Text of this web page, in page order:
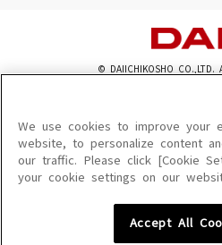
© DAIICHIKOSHO CO.,LTD.
このサイトに掲載されている一切の文章・画
を問わず、著作権法の定める範囲を超えて無断
を禁じます。
楽曲及びコンテンツは、機種によりご利用いた
楽曲及びコンテンツの配信日、配信内容が変更
We use cookies to improve your
website, to personalize content
our traffic. Please click [Cookie
your cookie settings on our
Accept All